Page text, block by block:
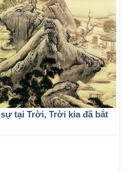
tại Trời, Trời kia đã bắt